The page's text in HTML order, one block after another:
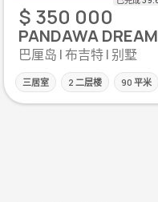
$ 350 000
PANDAWA DREAM
巴厘岛 | 布吉特 | 别墅
三居室 2 二层楼 90 平米